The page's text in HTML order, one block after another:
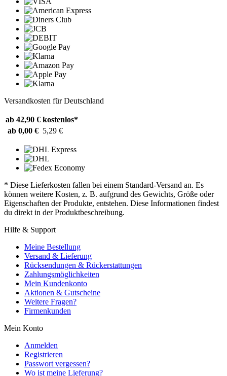
Versandkosten für Deutschland
ab 42,90 € kostenlos*
ab 0,00 € 5,29 €
* Diese Lieferkosten fallen bei einem Standard-Versand an. Es
können weitere Kosten, z. B. aufgrund des Gewichts, Größe oder
Eigenschaften der Produkte, entstehen. Diese Informationen findest
du direkt in der Produktbeschreibung.
Hilfe & Support
Meine Bestellung
Versand & Lieferung
Rücksendungen & Rückerstattungen
Zahlungsmöglichkeiten
Mein Kundenkonto
Aktionen & Gutscheine
Weitere Fragen?
Firmenkunden
Mein Konto
Anmelden
Registrieren
Passwort vergessen?
Wo ist meine Lieferung?